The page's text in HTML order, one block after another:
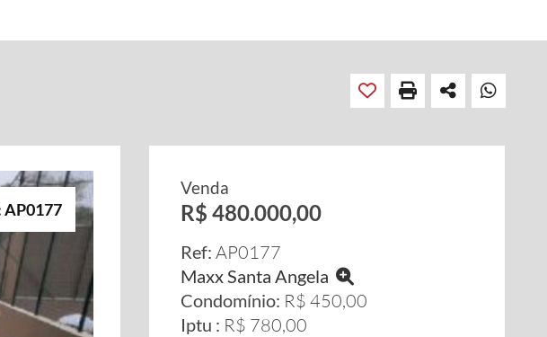
AP0177
Venda
R$ 480.000,00
Ref: AP0177
Maxx Santa Angela
Condomínio: R$ 450,00
Iptu : R$ 780,00